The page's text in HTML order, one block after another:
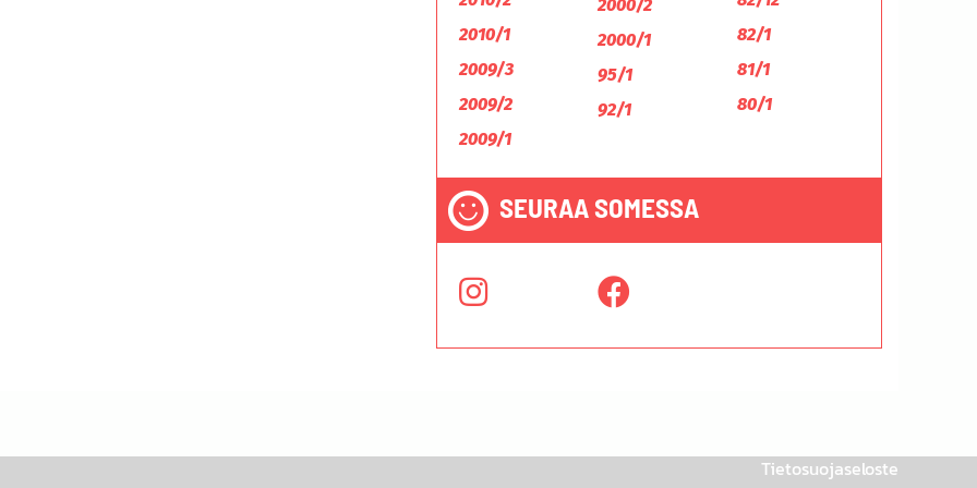
2010/1
2009/3
2009/2
2009/1
2000/2
2000/1
95/1
92/1
82/1
81/1
80/1
SEURAA SOMESSA
Tietosuojaseloste